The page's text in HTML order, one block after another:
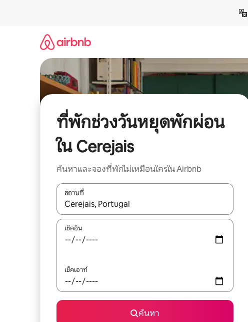
ที่พักช่วงวันหยุดพักผ่อน
ใน Cerejais
ค้นหาและจองที่พักไม่เหมือนใครใน Airbnb
สถานที่
ใช้ลูกศรขึ้นลง หรือใช้การสัมผัสหรือปัด เพื่อสำรวจผลการค้นหา
เช็คอิน
เช็คเอาท์
ค้นหา